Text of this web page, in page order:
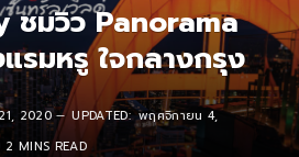
ชมวิว Panorama
รมหรู ใจกลางกรุง
2020 UPDATED: พฤศจิกายน 4,
2 MINS READ